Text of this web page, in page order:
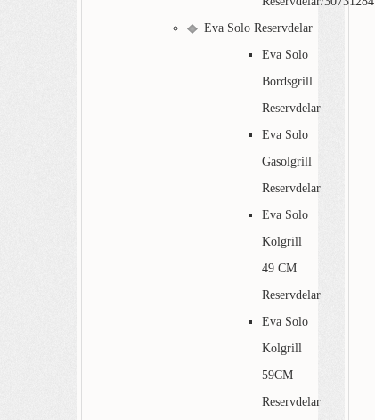
Eva Solo Reservdelar
Eva Solo
Bordsgrill
Reservdelar
Eva Solo
Gasolgrill
Reservdelar
Eva Solo
Kolgrill
49 CM
Reservdelar
Eva Solo
Kolgrill
59CM
Reservdelar